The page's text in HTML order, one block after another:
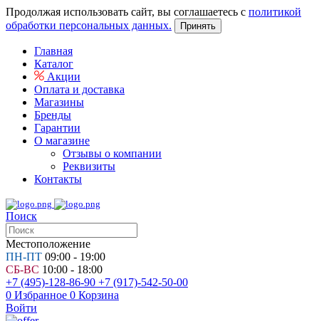
Продолжая использовать сайт, вы соглашаетесь с политикой
обработки персональных данных.
Принять
Главная
Каталог
Акции
Оплата и доставка
Магазины
Бренды
Гарантии
О магазине
Отзывы о компании
Реквизиты
Контакты
Поиск
Местоположение
ПН-ПТ 09:00 - 19:00
СБ-ВС 10:00 - 18:00
+7 (495)-128-86-90 +7 (917)-542-50-00
0 Избранное 0 Корзина
Войти